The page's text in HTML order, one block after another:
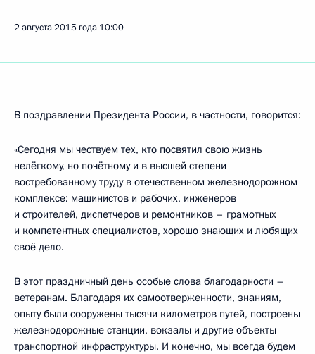
2 августа 2015 года 10:00
В поздравлении Президента России, в частности, говорится:
«Сегодня мы чествуем тех, кто посвятил свою жизнь
нелёгкому, но почётному и в высшей степени
востребованному труду в отечественном железнодорожном
комплексе: машинистов и рабочих, инженеров
и строителей, диспетчеров и ремонтников – грамотных
и компетентных специалистов, хорошо знающих и любящих
своё дело.
В этот праздничный день особые слова благодарности –
ветеранам. Благодаря их самоотверженности, знаниям,
опыту были сооружены тысячи километров путей, построены
железнодорожные станции, вокзалы и другие объекты
транспортной инфраструктуры. И конечно, мы всегда будем